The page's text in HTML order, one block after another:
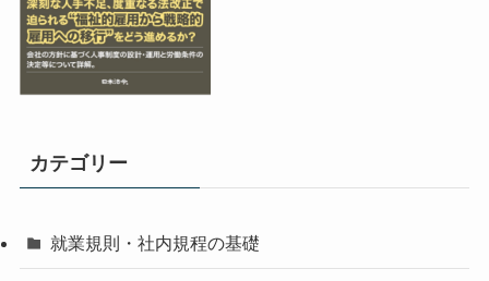
カテゴリー
就業規則・社内規程の基礎